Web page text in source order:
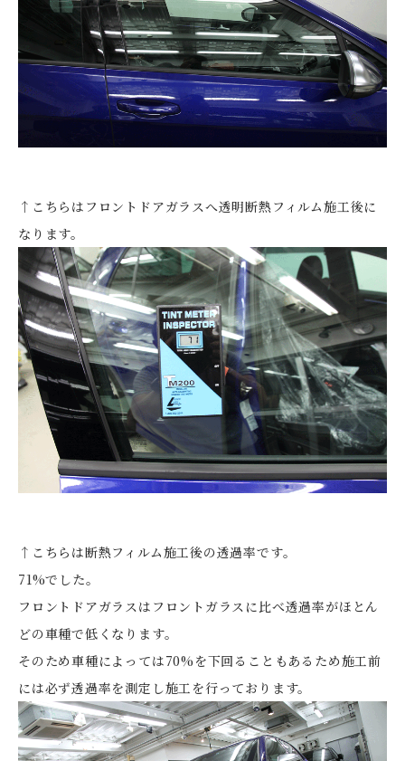
↑こちらはフロントドアガラスへ透明断熱フィルム施工後に
なります。
↑こちらは断熱フィルム施工後の透過率です。
71%でした。
フロントドアガラスはフロントガラスに比べ透過率がほとん
どの車種で低くなります。
そのため車種によっては70%を下回ることもあるため施工前
には必ず透過率を測定し施工を行っております。